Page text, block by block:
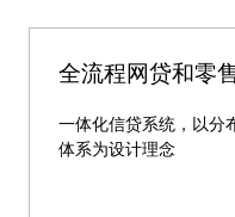
全流程网贷和零
一体化信贷系统，以分
体系为设计理念